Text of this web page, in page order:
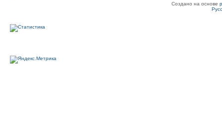
Создано на основе